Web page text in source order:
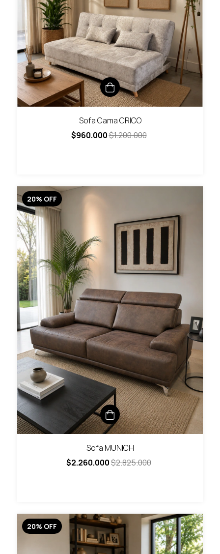
Sofa Cama CRICO
$960.000$1.200.000
20% OFF
Sofa MUNICH
$2.260.000$2.825.000
20% OFF